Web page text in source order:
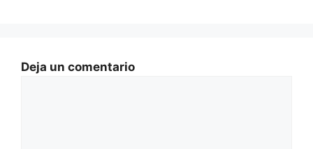
Deja un comentario